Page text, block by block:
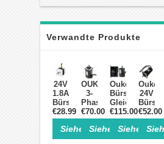
Verwandte Produkte
24V
1.8A
Bürstenloser
DC-
Motor
mit
42x42x40mm
€28.99
Siehe Einzelheiten>
OUKEDA
3-
Phasen
Bürstenlose
DC-
Motor,
95,55
€70.00
Siehe
Oukeda
Bürstenloser
und
BLDC-
Treiber-
Kit
€115.00
Siehe
24V
4000
U/min,
47
€52.00